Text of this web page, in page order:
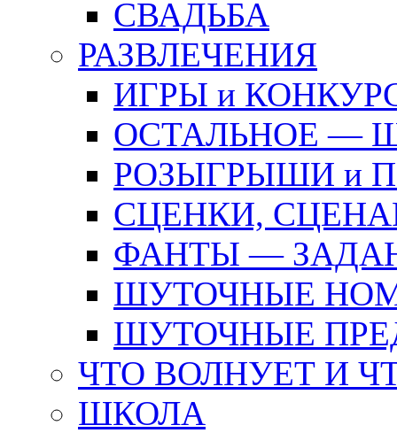
СВАДЬБА
РАЗВЛЕЧЕНИЯ
ИГРЫ и
ОСТАЛЬНОЕ —
РОЗЫГРЫШИ и
СЦЕНКИ,
ФАНТЫ —
ШУТОЧНЫЕ
ШУТОЧНЫЕ
ЧТО ВОЛНУЕТ И
ШКОЛА